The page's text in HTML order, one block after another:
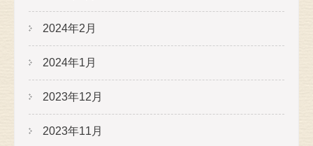
2024年2月
2024年1月
2023年12月
2023年11月